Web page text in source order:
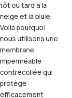
tôt ou tard à la
neige et la pluie.
Voilà pourquoi
nous utilisons une
membrane
imperméable
contrecollée qui
protège
efficacement